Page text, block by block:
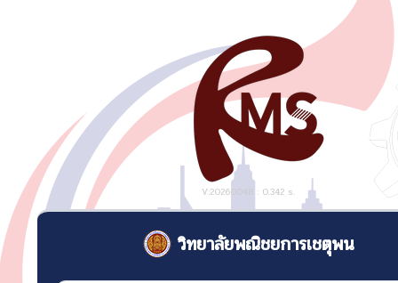
V:20260048 : 0.342 s.
วิทยาลัยพณิชยการเชตุพน